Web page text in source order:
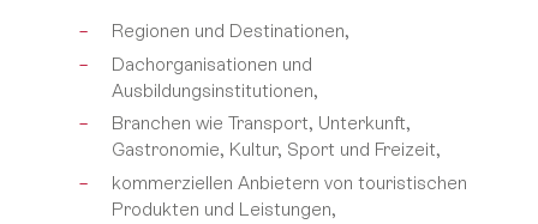
Regionen und Destinationen,
Dachorganisationen und
Ausbildungsinstitutionen,
Branchen wie Transport, Unterkunft,
Gastronomie, Kultur, Sport und Freizeit,
kommerziellen Anbietern von touristischen
Produkten und Leistungen,